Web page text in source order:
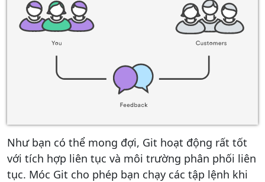
Như bạn có thể mong đợi, Git hoạt động rất tốt
với tích hợp liên tục và môi trường phân phối liên
tục. Móc Git cho phép bạn chạy các tập lệnh khi